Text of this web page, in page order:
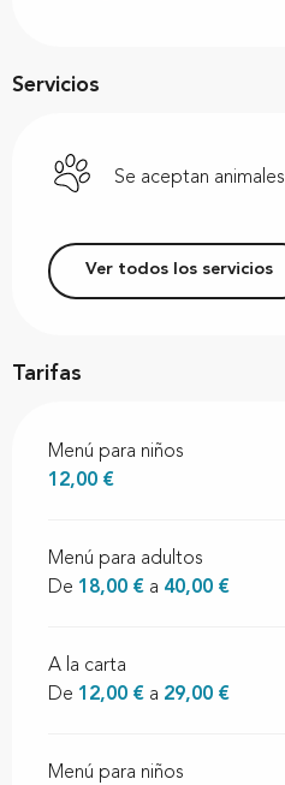
Servicios
Se aceptan animales
Ver todos los servicios
Tarifas
Menú para niños
12,00 €
Menú para adultos
De 18,00 € a 40,00 €
A la carta
De 12,00 € a 29,00 €
Menú para niños